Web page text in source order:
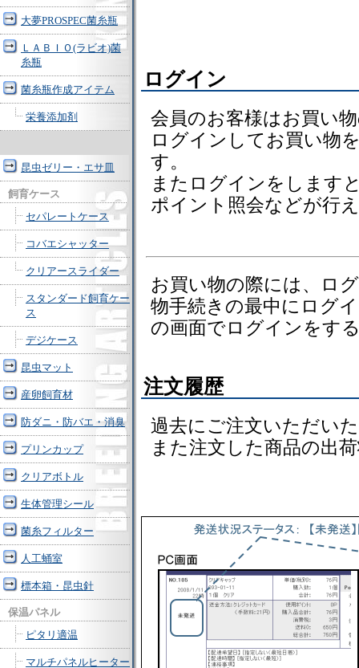
ログイン
会員のお客様はお買い
ログインしてお買い物
す。
またログインをします
ポイント照会などが行
お買い物の際には、ロ
物手続きの最中にログ
の画面でログインをす
注文履歴
過去にご注文いただい
また注文した商品の出
大夢PROSPEC菌糸瓶
ＬＡＢＩＯ(ラビオ)菌
糸瓶
菌糸瓶作成アイテム
栄養添加剤
昆虫ゼリー・エサ皿
飼育ケース
セパレートケース
コバエシャッター
クリアースライダー
スタンダード飼育ケー
ス
デジケース
昆虫マット
産卵飼育材
防ダニ・防バエ・消臭
プリンカップ
クリアボトル
生体管理シール
菌糸フィルター
人工蛹室
標本箱・昆虫針
保温パネル
ピタリ適温
マルチパネルヒーター